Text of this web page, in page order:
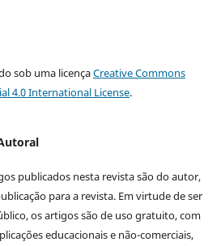
sob uma licençaCreative Commons
4.0 International License.
publicados nesta revista são do autor,
para a revista. Em virtude de ser
os artigos são de uso gratuito, com
educacionais e não-comerciais,